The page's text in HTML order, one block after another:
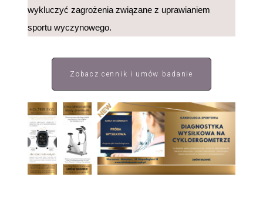
wykluczyć zagrożenia związane z uprawianiem
sportu wyczynowego.
Zobacz cennik i umów badanie